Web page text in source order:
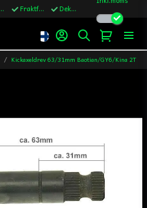
Fraktfritt över 1200kr till Sverige Dekaler ingår i alla ordrar
Kickaxeldrev 63/31mm Baotian/GY6/Kina 2T